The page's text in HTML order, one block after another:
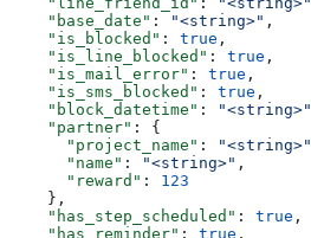
    "base_date"
: "<string>" ,
    "is_blocked"
: true ,
    "is_line_blocked"
: true ,
    "is_mail_error"
: true ,
    "is_sms_blocked"
: true ,
    "block_datetime"
: "<string>"
    "partner"
: {
      "project_name"
: "<string>"
      "name"
: "<string>" ,
      "reward"
: 123
    },
    "has_step_scheduled"
: true ,
    "has_reminder"
: true ,